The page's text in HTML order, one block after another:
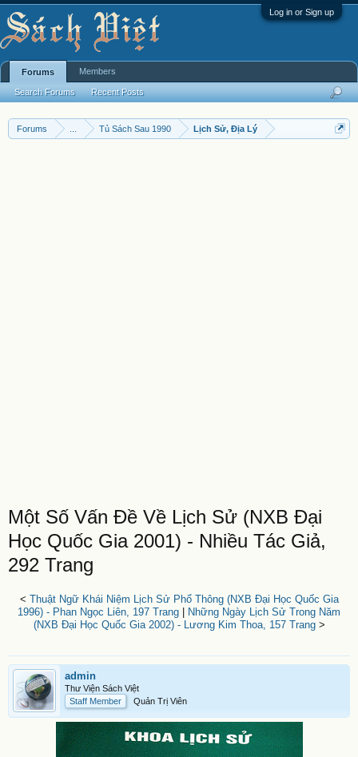
Log in or Sign up
Forums Tủ Sách Sau 1990 Lịch Sử, Địa Lý
Một Số Vấn Đề Về Lịch Sử (NXB Đại
Học Quốc Gia 2001) - Nhiều Tác Giả,
292 Trang
< Thuật Ngữ Khái Niệm Lịch Sử Phổ Thông (NXB Đại Học Quốc Gia
1996) - Phan Ngọc Liên, 197 Trang
Những Ngày Lịch Sử Trong Năm
(NXB Đại Học Quốc Gia 2002) - Lương Kim Thoa, 157 Trang>
admin
Thư Viện Sách Việt
Staff Member
Quản Trị Viên
Forums
Search Forums Recent Posts
Members